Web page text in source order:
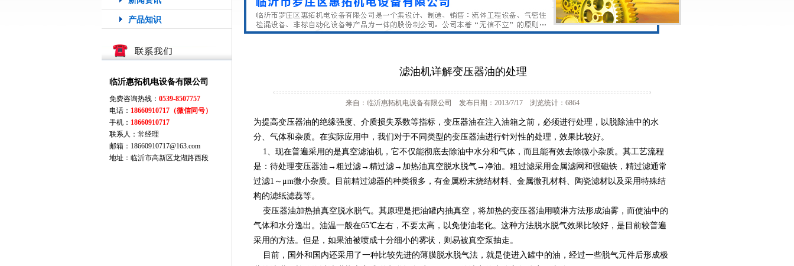
产品知识
临沂惠拓机电设备有限公司
免费咨询热线： 0539-8507757
电话： 18660910717（微信同号）
手机： 18660910717
联系人：常经理
邮箱：18660910717@163.com
地址：临沂市高新区龙湖路西段
滤油机详解变压器油的处理
来自：临沂惠拓机电设备有限公司 发布日期：2013/7/17 浏览统计：6864
为提高变压器油的绝缘强度、介质损失系数等指标，变压器油在注入油箱之前，必须进行处理，以脱除油中的水
分、气体和杂质。在实际应用中，我们对于不同类型的变压器油进行针对性的处理，效果比较好。
1、现在普遍采用的是真空滤油机，它不仅能彻底去除油中水分和气体，而且能有效去除微小杂质。其工艺流程
是：待处理变压器油→粗过滤→精过滤→加热油真空脱水脱气→净油。粗过滤采用金属滤网和强磁铁，精过滤通常
过滤1～μm微小杂质。目前精过滤器的种类很多，有金属粉末烧结材料、金属微孔材料、陶瓷滤材以及采用特殊结
构的滤纸滤蕊等。
变压器油加热抽真空脱水脱气。其原理是把油罐内抽真空，将加热的变压器油用喷淋方法形成油雾，而使油中的
气体和水分逸出。油温一般在65℃左右，不要太高，以免使油老化。这种方法脱水脱气效果比较好，是目前较普遍
采用的方法。但是，如果油被喷成十分细小的雾状，则易被真空泵抽走。
目前，国外和国内还采用了一种比较先进的薄膜脱水脱气法，就是使进入罐中的油，经过一些脱气元件后形成极